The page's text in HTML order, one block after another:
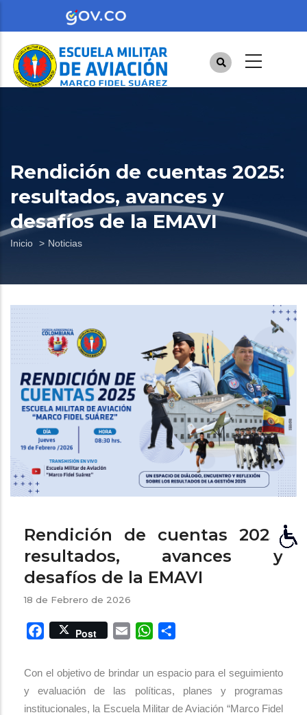
contenido
principal
Rendición de cuentas 2025:
resultados, avances y
desafíos de la EMAVI
Sobrescribir
de
ayuda
a
la
navegación
Inicio Noticias
Rendición de cuentas 2025:
resultados, avances y
desafíos de la EMAVI
18 de Febrero de 2026
Facebook
Post Email WhatsApp
Con el objetivo de brindar un espacio para el seguimiento
y evaluación de las políticas, planes y programas
institucionales, la Escuela Militar de Aviación “Marco Fidel